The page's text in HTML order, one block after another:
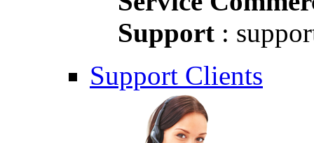
Support :
Support Clients